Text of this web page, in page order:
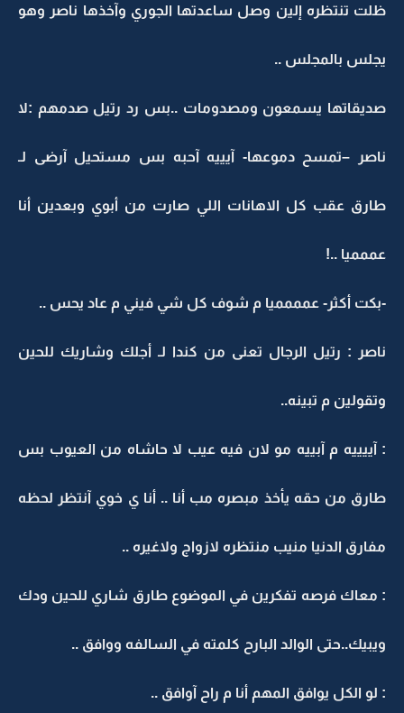
ظلت تنتظره إلين وصل ساعدتها الجوري وآخذها ناصر وهو
يجلس بالمجلس ..
صديقاتها يسمعون ومصدومات ..بس رد رتيل صدمهم :لا
ناصر –تمسح دموعها- آيييه آحبه بس مستحيل آرضى لـ
طارق عقب كل الاهانات اللي صارت من أبوي وبعدين أنا
عممميا ..!
-بكت أكثر- عمممميا م شوف كل شي فيني م عاد يحس ..
ناصر : رتيل الرجال تعنى من كندا لـ أجلك وشاريك للحين
وتقولين م تبينه..
: آييييه م آبييه مو لان فيه عيب لا حاشاه من العيوب بس
طارق من حقه يأخذ مبصره مب أنا .. أنا ي خوي آنتظر لحظه
مفارق الدنيا منيب منتظره لازواج ولاغيره ..
: معاك فرصه تفكرين في الموضوع طارق شاري للحين ودك
ويبيك..حتى الوالد البارح كلمته في السالفه ووافق ..
: لو الكل يوافق المهم أنا م راح آوافق ..